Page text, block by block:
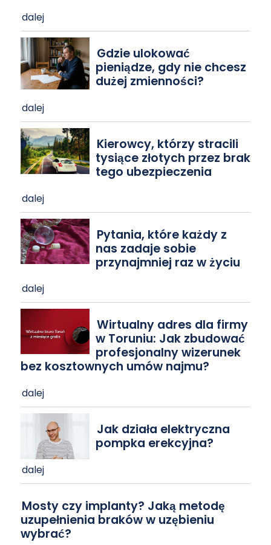
dalej
Gdzie ulokować
pieniądze, gdy nie chcesz
dużej zmienności?
dalej
Kierowcy, którzy stracili
tysiące złotych przez brak
tego ubezpieczenia
dalej
Pytania, które każdy z
nas zadaje sobie
przynajmniej raz w życiu
dalej
Wirtualny adres dla firmy
w Toruniu: Jak zbudować
profesjonalny wizerunek
bez kosztownych umów najmu?
dalej
Jak działa elektryczna
pompka erekcyjna?
dalej
Mosty czy implanty? Jaką metodę
uzupełnienia braków w uzębieniu
wybrać?